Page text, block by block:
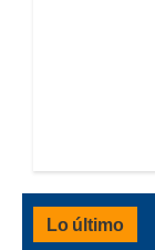
Lo último